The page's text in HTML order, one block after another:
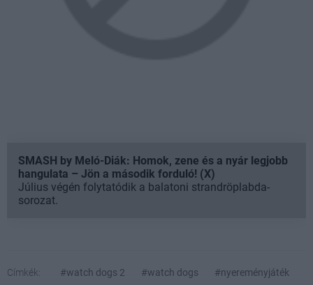
SMASH by Meló-Diák: Homok, zene és a nyár legjobb
hangulata – Jön a második forduló! (X)
Július végén folytatódik a balatoni strandröplabda-
sorozat.
Címkék: #watch dogs 2 #watch dogs #nyereményjáték